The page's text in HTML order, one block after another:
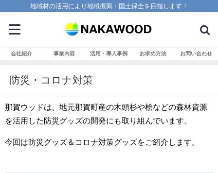
地域材の活用により地域振興・国土保全を目指します！
会社紹介 事業内容 活用・導入事例 お求め方法 お問い合わせ
防災・コロナ対策
那賀ウッドは、地元那賀町産の木頭杉や桧などの森林資源
を活用した防災グッズの開発にも取り組んでいます。
今回は防災グッズ＆コロナ対策グッズをご紹介します。